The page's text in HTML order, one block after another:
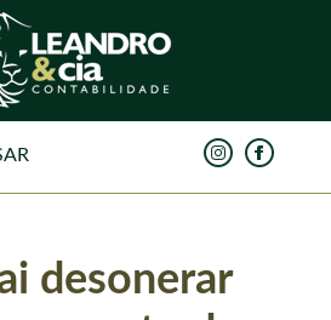
desonerar